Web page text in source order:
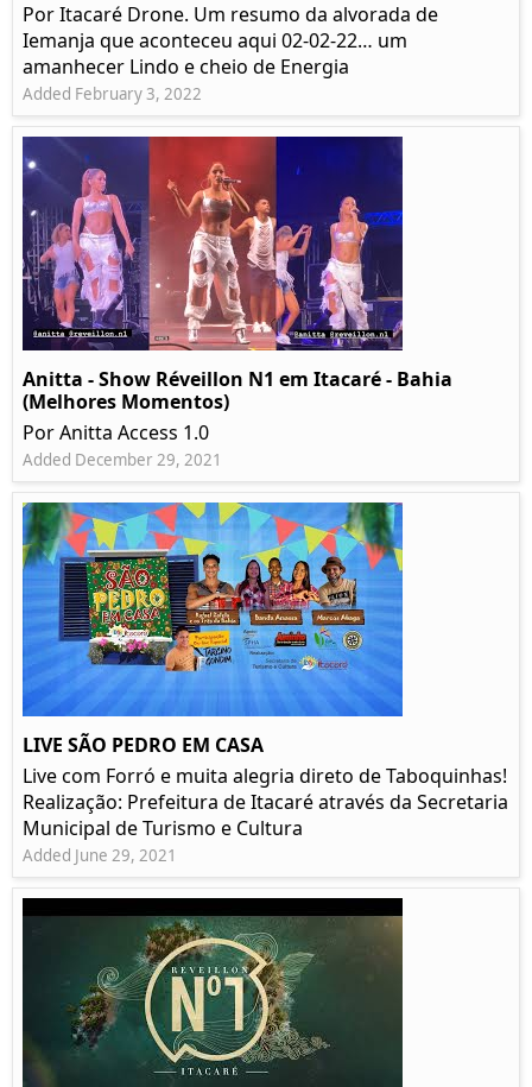
Por Itacaré Drone. Um resumo da alvorada de
Iemanja que aconteceu aqui 02-02-22… um
amanhecer Lindo e cheio de Energia
Added February 3, 2022
Anitta - Show Réveillon N1 em Itacaré - Bahia
(Melhores Momentos)
Por Anitta Access 1.0
Added December 29, 2021
LIVE SÃO PEDRO EM CASA
Live com Forró e muita alegria direto de Taboquinhas!
Realização: Prefeitura de Itacaré através da Secretaria
Municipal de Turismo e Cultura
Added June 29, 2021